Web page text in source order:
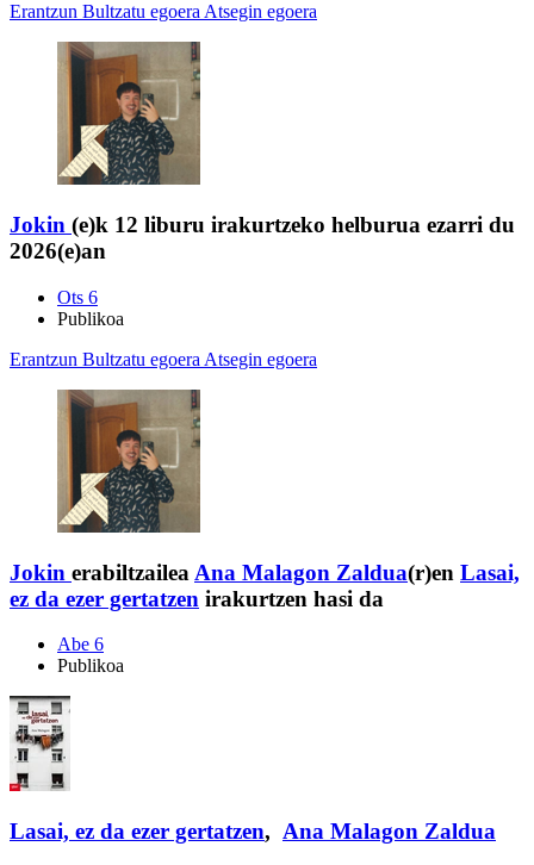
Erantzun Bultzatu egoera Atsegin egoera
Jokin (e)k 12 liburu irakurtzeko helburua ezarri du
2026(e)an
Ots 6
Publikoa
Erantzun Bultzatu egoera Atsegin egoera
Jokin erabiltzailea Ana Malagon Zaldua(r)en Lasai,
ez da ezer gertatzen irakurtzen hasi da
Abe 6
Publikoa
Lasai, ez da ezer gertatzen, Ana Malagon Zaldua